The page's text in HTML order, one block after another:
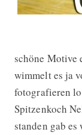
schöne Motive
wimmelt es ja
fotografieren
Spitzenkoch
standen gab